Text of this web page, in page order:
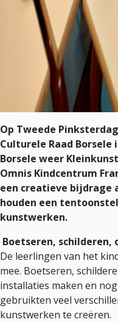
Op Tweede
Culturele Raad Borsele
Borsele weer
Omnis Kindcentrum
een creatieve bijdrage
houden een
kunstwerken.
Boetseren, schilderen,
De leerlingen van het
mee. Boetseren,
installaties maken en
gebruikten veel
kunstwerken te creëren.